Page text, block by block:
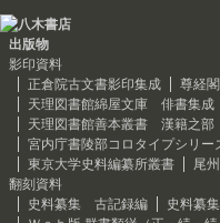
出版物
影印資料
正倉院古文書影印集成
尊経
天理図書館綿屋文庫 俳書集成
天理図書館善本叢書 漢籍之部
宮内庁書陵部コロタイプシリー
東京大学史料編纂所叢書
尾
翻刻資料
史料纂集 古記録編
史料纂